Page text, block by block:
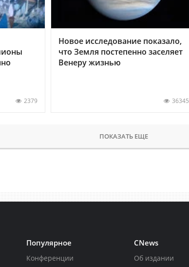
2379
Новое исследование показало,
что Земля постепенно заселяет
Венеру жизнью
36345
ПОКАЗАТЬ ЕЩЕ
Популярное
Конференции
CNews
Об издании